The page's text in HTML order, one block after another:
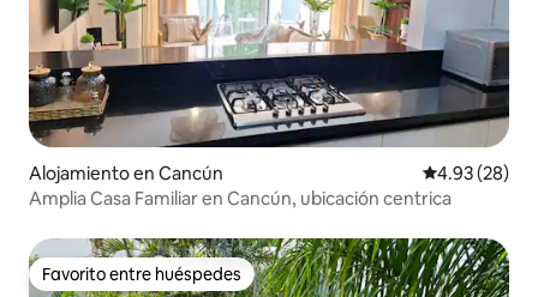
Alojamiento en Cancún Calificación
4.93 (28)
Amplia Casa Familiar en Cancún, ubicación centrica
Favorito entre huéspedes
Favorito entre huéspedes